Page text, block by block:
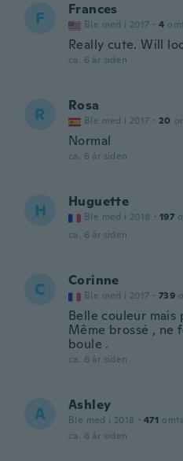
F Frances
Ble med i 2017 · 4
Really cute. Will
ca. 6 år siden
R Rosa
Ble med i 2017 · 20
Normal
ca. 6 år siden
H Huguette
Ble med i 2018 · 197
ca. 6 år siden
C Corinne
Ble med i 2017 · 739
Belle couleur mais
Même brossé , ne
boule .
ca. 6 år siden
A Ashley
Ble med i 2018 · 471
ca. 6 år siden